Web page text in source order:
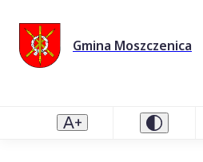
Gmina Moszczenica